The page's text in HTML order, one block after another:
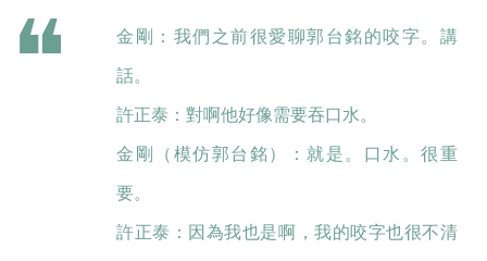
金剛：我們之前很愛聊郭台銘的咬字。講
話。
許正泰：對啊他好像需要吞口水。
金剛（模仿郭台銘）：就是。口水。很重
要。
許正泰：因為我也是啊，我的咬字也很不清